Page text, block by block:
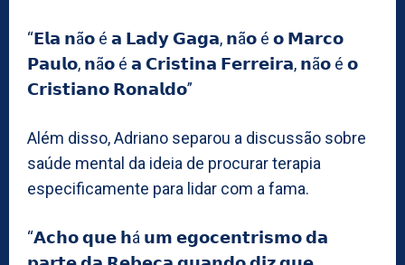
“𝗘𝗹𝗮 𝗻ã𝗼 é 𝗮 𝗟𝗮𝗱𝘆 𝗚𝗮𝗴𝗮, 𝗻ã𝗼 é 𝗼 𝗠𝗮𝗿𝗰𝗼
𝗣𝗮𝘂𝗹𝗼, 𝗻ã𝗼 é 𝗮 𝗖𝗿𝗶𝘀𝘁𝗶𝗻𝗮 𝗙𝗲𝗿𝗿𝗲𝗶𝗿𝗮, 𝗻ã𝗼 é 𝗼
𝗖𝗿𝗶𝘀𝘁𝗶𝗮𝗻𝗼 𝗥𝗼𝗻𝗮𝗹𝗱𝗼”
Além disso, Adriano separou a discussão sobre
saúde mental da ideia de procurar terapia
especificamente para lidar com a fama.
“𝗔𝗰𝗵𝗼 𝗾𝘂𝗲 𝗵á 𝘂𝗺 𝗲𝗴𝗼𝗰𝗲𝗻𝘁𝗿𝗶𝘀𝗺𝗼 𝗱𝗮